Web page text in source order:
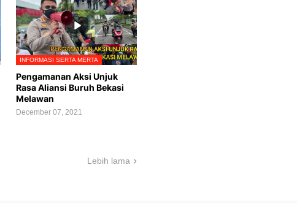
INFORMASI SERTA MERTA
Pengamanan Aksi Unjuk
Rasa Aliansi Buruh Bekasi
Melawan
December 07, 2021
Lebih lama